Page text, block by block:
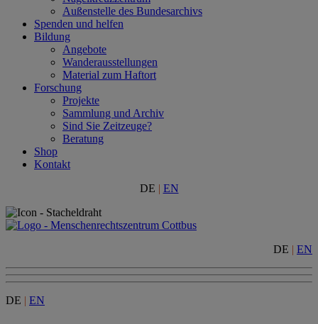
Außenstelle des Bundesarchivs
Spenden und helfen
Bildung
Angebote
Wanderausstellungen
Material zum Haftort
Forschung
Projekte
Sammlung und Archiv
Sind Sie Zeitzeuge?
Beratung
Shop
Kontakt
DE | EN
DE | EN
DE | EN